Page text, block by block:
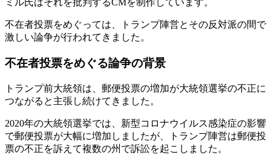
ミル氏はそれを批判するCMを制作しています。
不在者投票をめぐっては、トランプ陣営とその反対派の間で
激しい論争が行われてきました。
不在者投票をめぐる論争の背景
トランプ前大統領は、郵便投票の増加が大統領選挙の不正に
つながると主張し続けてきました。
2020年の大統領選挙では、新型コロナウイルス感染症の影響
で郵便投票が大幅に増加しましたが、トランプ陣営は郵便投
票の不正を訴えて複数の州で訴訟を起こしました。